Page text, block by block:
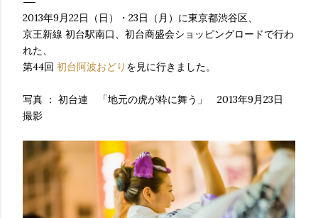
2013年9月22日（日）・23日（月）に東京都渋谷区、
京王新線 初台駅南口、初台商盛会ショッピングロードで行わ
れた、
第44回 初台阿波おどり を見に行きました。
写真 ： 初台連 「地元の虎が粋に舞う」 2013年9月23日
撮影